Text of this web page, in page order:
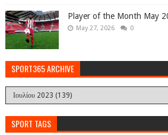
Player of the Month May
May 27, 2026 0
SPORT365 ARCHIVE
SPORT TAGS